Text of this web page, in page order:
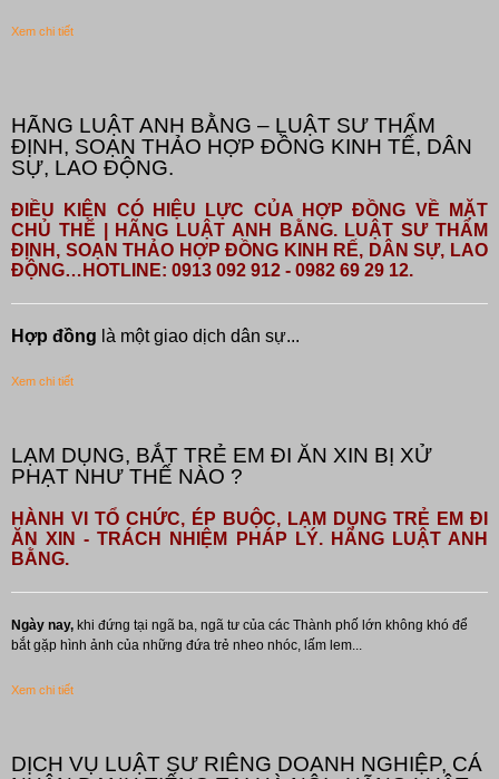
Xem chi tiết
HÃNG LUẬT ANH BẰNG – LUẬT SƯ THẨM
ĐỊNH, SOẠN THẢO HỢP ĐỒNG KINH TẾ, DÂN
SỰ, LAO ĐỘNG.
ĐIỀU KIỆN CÓ HIỆU LỰC CỦA HỢP ĐỒNG VỀ MẶT
CHỦ THỂ | HÃNG LUẬT ANH BẰNG. LUẬT SƯ THẨM
ĐỊNH, SOẠN THẢO HỢP ĐỒNG KINH RẾ, DÂN SỰ, LAO
ĐỘNG…HOTLINE: 0913 092 912 - 0982 69 29 12.
Hợp đồng là một giao dịch dân sự...
Xem chi tiết
LẠM DỤNG, BẮT TRẺ EM ĐI ĂN XIN BỊ XỬ
PHẠT NHƯ THẾ NÀO ?
HÀNH VI TỔ CHỨC, ÉP BUỘC, LẠM DỤNG TRẺ EM ĐI
ĂN XIN - TRÁCH NHIỆM PHÁP LÝ. HÃNG LUẬT ANH
BẰNG.
Ngày nay, khi đứng tại ngã ba, ngã tư của các Thành phố lớn không khó để
bắt gặp hình ảnh của những đứa trẻ nheo nhóc, lấm lem...
Xem chi tiết
DỊCH VỤ LUẬT SƯ RIÊNG DOANH NGHIỆP, CÁ